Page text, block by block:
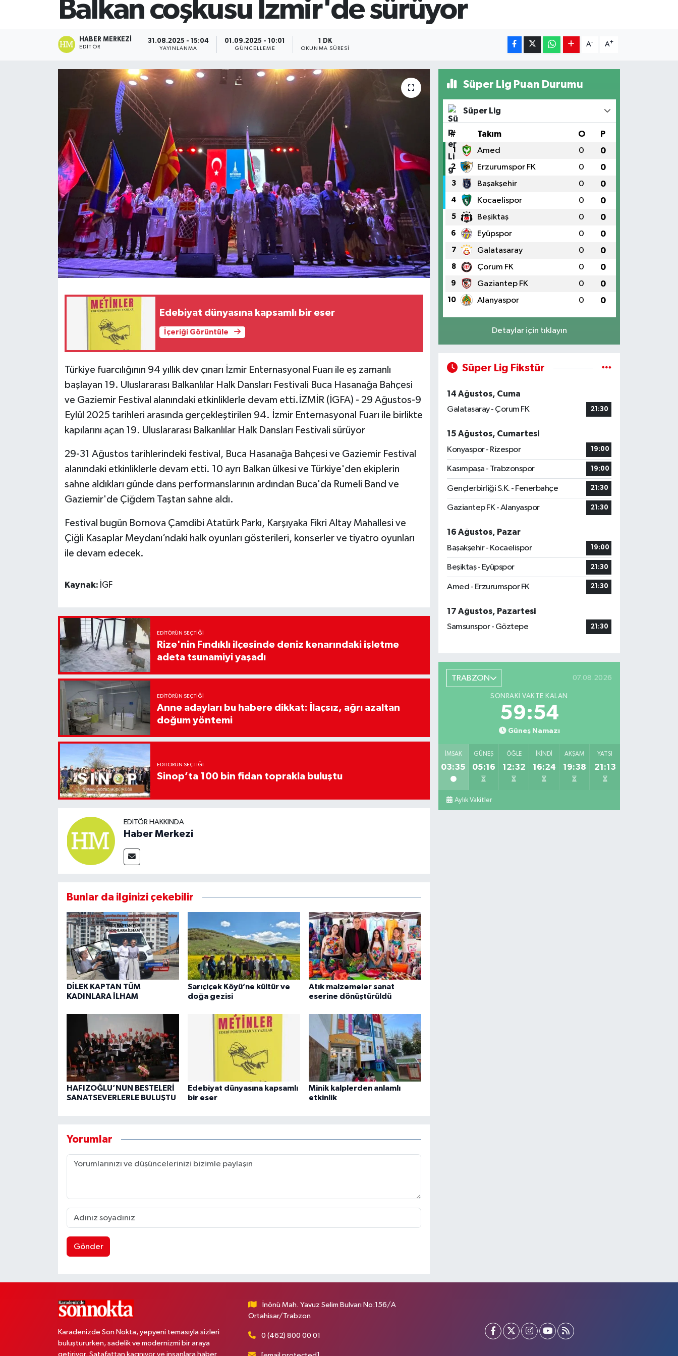
Balkan coşkusu İzmir'de sürüyor
HABER MERKEZI
EDITÖR
31.08.2025 - 15:04
YAYINLANMA
01.09.2025 - 10:01
GÜNCELLEME
1 DK
OKUNMA SÜRESI
A- A+
Edebiyat dünyasına kapsamlı bir eser
İçeriği Görüntüle
Türkiye fuarcılığının 94 yıllık dev çınarı İzmir Enternasyonal Fuarı ile eş zamanlı
başlayan 19. Uluslararası Balkanlılar Halk Dansları Festivali Buca Hasanağa Bahçesi
ve Gaziemir Festival alanındaki etkinliklerle devam etti.İZMİR (İGFA) - 29 Ağustos-9
Eylül 2025 tarihleri arasında gerçekleştirilen 94. İzmir Enternasyonal Fuarı ile birlikte
kapılarını açan 19. Uluslararası Balkanlılar Halk Dansları Festivali sürüyor
29-31 Ağustos tarihlerindeki festival, Buca Hasanağa Bahçesi ve Gaziemir Festival
alanındaki etkinliklerle devam etti. 10 ayrı Balkan ülkesi ve Türkiye'den ekiplerin
sahne aldıkları günde dans performanslarının ardından Buca'da Rumeli Band ve
Gaziemir'de Çiğdem Taştan sahne aldı.
Festival bugün Bornova Çamdibi Atatürk Parkı, Karşıyaka Fikri Altay Mahallesi ve
Çiğli Kasaplar Meydanı’ndaki halk oyunları gösterileri, konserler ve tiyatro oyunları
ile devam edecek.
Kaynak: İGF
EDITÖRÜN SEÇTIĞI
Rize'nin Fındıklı ilçesinde deniz kenarındaki işletme
adeta tsunamiyi yaşadı
EDITÖRÜN SEÇTIĞI
Anne adayları bu habere dikkat: İlaçsız, ağrı azaltan
doğum yöntemi
EDITÖRÜN SEÇTIĞI
Sinop’ta 100 bin fidan toprakla buluştu
EDITÖR HAKKINDA
Haber Merkezi
Bunlar da ilginizi çekebilir
DİLEK KAPTAN TÜM
KADINLARA İLHAM
Sarıçiçek Köyü’ne kültür ve
doğa gezisi
Atık malzemeler sanat
eserine dönüştürüldü
HAFIZOĞLU’NUN BESTELERİ
SANATSEVERLERLE BULUŞTU
Edebiyat dünyasına kapsamlı
bir eser
Minik kalplerden anlamlı
etkinlik
Yorumlar
Gönder
Süper Lig Puan Durumu
Süper Lig
# Takım O P
1 Amed 0 0
2 Erzurumspor FK 0 0
3 Başakşehir 0 0
4 Kocaelispor 0 0
5 Beşiktaş 0 0
6 Eyüpspor 0 0
7 Galatasaray 0 0
8 Çorum FK 0 0
9 Gaziantep FK 0 0
10 Alanyaspor 0 0
Detaylar için tıklayın
Süper Lig Fikstür
14 Ağustos, Cuma
Galatasaray - Çorum FK
21:30
15 Ağustos, Cumartesi
Konyaspor - Rizespor
19:00
Kasımpaşa - Trabzonspor 19:00
Gençlerbirliği S.K. - Fenerbahçe 21:30
Gaziantep FK - Alanyaspor 21:30
16 Ağustos, Pazar
Başakşehir - Kocaelispor
19:00
Beşiktaş - Eyüpspor 21:30
Amed - Erzurumspor FK 21:30
17 Ağustos, Pazartesi
Samsunspor - Göztepe
21:30
TRABZON 07.08.2026
SONRAKI VAKTE KALAN
59:53
Güneş Namazı
İMSAK
03:35
GÜNEŞ
05:16
ÖĞLE
12:32
İKINDI
16:24
AKŞAM
19:38
YATSI
21:13
Aylık Vakitler
Karadenizde Son Nokta, yepyeni temasıyla sizleri
buluştururken, sadelik ve modernizmi bir araya
getiriyor. Şatafattan kaçınıyor ve insanlara haber
İnönü Mah. Yavuz Selim Bulvarı No:156/A
Ortahisar/Trabzon
0 (462) 800 00 01
SİYASET
Teknoloji
TRABZON
TRABZONSPOR